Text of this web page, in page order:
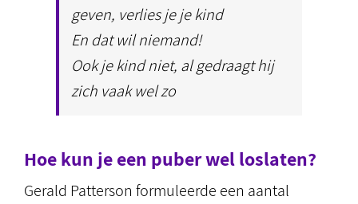
geven, verlies je je kind
En dat wil niemand!
Ook je kind niet, al gedraagt hij
zich vaak wel zo
Hoe kun je een puber wel loslaten?
Gerald Patterson formuleerde een aantal